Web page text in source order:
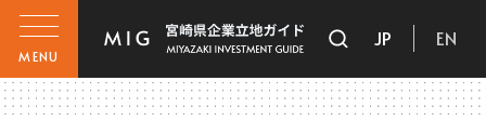
MENU
EN
JP